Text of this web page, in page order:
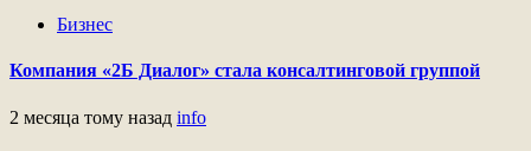
Бизнес
Компания «2Б Диалог» стала консалтинговой группой
2 месяца тому назад info